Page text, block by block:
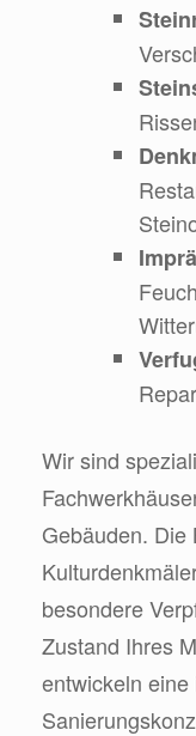
Wir sind
Gebäuden. Die
besondere
Zustand Ihres
entwickeln